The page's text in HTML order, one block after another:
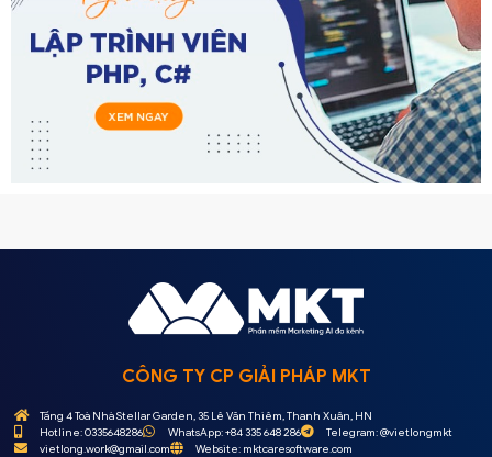
CÔNG TY CP GIẢI PHÁP MKT
Tầng 4 Toà Nhà Stellar Garden, 35 Lê Văn Thiêm, Thanh Xuân, HN
Hotline: 0335648286
WhatsApp: +84 335 648 286
Telegram: @vietlongmkt
vietlong.work@gmail.com
Website: mktcaresoftware.com